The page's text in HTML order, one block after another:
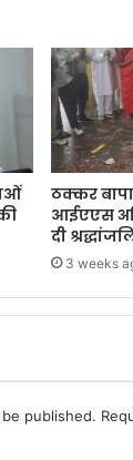
ठक्कर बापा
आईएएस
दी
3 weeks
published.